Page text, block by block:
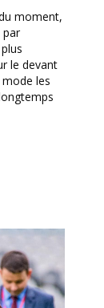
moment,
par
le devant
mode les